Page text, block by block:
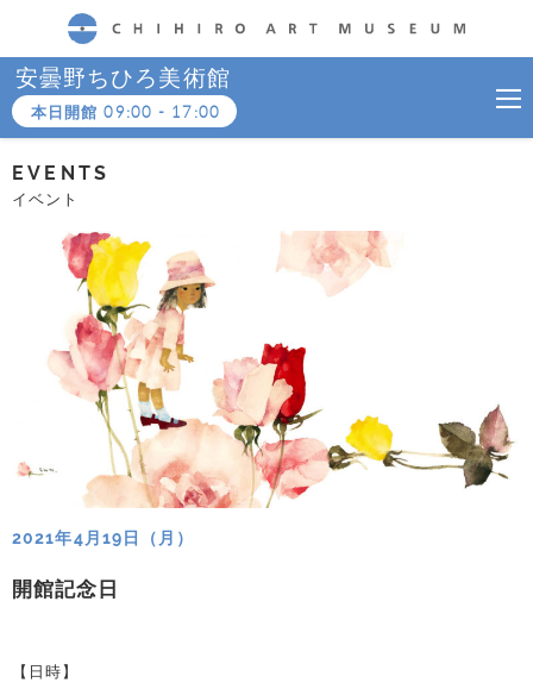
CHIHIRO ART MUSEUM
安曇野ちひろ美術館
本日開館09:00 - 17:00
EVENTS
イベント
2021年4月19日（月）
開館記念日
【日時】